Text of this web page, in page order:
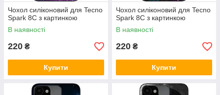
Чохол силіконовий для Tecno
Spark 8C з картинкою
В наявності
220 ₴
Купити
Чохол силіконовий для Tecno
Spark 8C з картинкою
В наявності
220 ₴
Купити